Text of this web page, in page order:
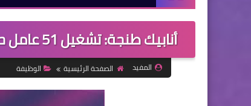
أنابيك طنجة: تشغيل 51 عامل حاصل على رخصة السياقة ب كعامل بميناء طنجة
المفيد الصفحة الرئيسية الوظيفة